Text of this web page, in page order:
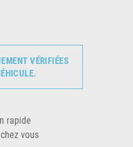
VÉRIFIÉES
rapide
vous